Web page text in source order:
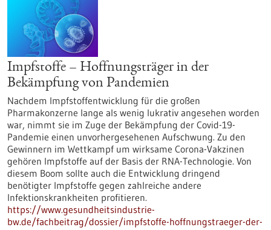
Impfstoffe – Hoffnungsträger in der
Bekämpfung von Pandemien
Nachdem Impfstoffentwicklung für die großen
Pharmakonzerne lange als wenig lukrativ angesehen worden
war, nimmt sie im Zuge der Bekämpfung der Covid-19-
Pandemie einen unvorhergesehenen Aufschwung. Zu den
Gewinnern im Wettkampf um wirksame Corona-Vakzinen
gehören Impfstoffe auf der Basis der RNA-Technologie. Von
diesem Boom sollte auch die Entwicklung dringend
benötigter Impfstoffe gegen zahlreiche andere
Infektionskrankheiten profitieren.
https://www.gesundheitsindustrie-
bw.de/fachbeitrag/dossier/impfstoffe-hoffnungstraeger-der-